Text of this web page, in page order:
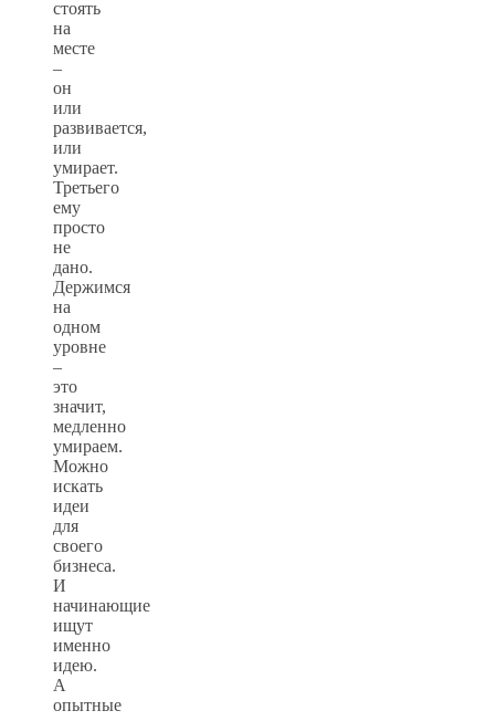
стоять
на
месте
–
он
или
развивается,
или
умирает.
Третьего
ему
просто
не
дано.
Держимся
на
одном
уровне
–
это
значит,
медленно
умираем.
Можно
искать
идеи
для
своего
бизнеса.
И
начинающие
ищут
именно
идею.
А
опытные